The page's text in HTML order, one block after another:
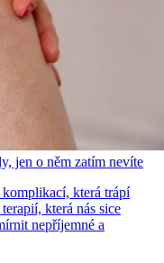
jen o něm zatím nevíte
která trápí
která nás sice
nepříjemné a